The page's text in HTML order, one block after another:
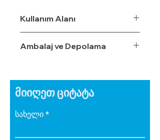
duymaz.
• Boyalı veya boyasız tüm
yüzeylere uygulanabilir.
oranı %3,5'tur.
• Ekonomiktir.
yitirmez.
Kullanım Alanı
Ambalaj ve Depolama
მიიღეთ ციტატა
სახელი